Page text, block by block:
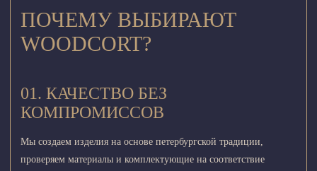
ПОЧЕМУ ВЫБИРАЮТ
WOODCORT?
01. КАЧЕСТВО БЕЗ
КОМПРОМИССОВ
Мы создаем изделия на основе петербургской традиции,
проверяем материалы и комплектующие на соответствие